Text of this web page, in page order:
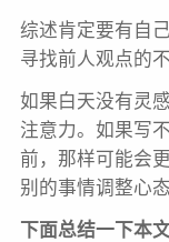
综述肯定要有自
寻找前人观点的
如果白天没有灵
注意力。如果写
前，那样可能会
别的事情调整心态
下面总结一下本